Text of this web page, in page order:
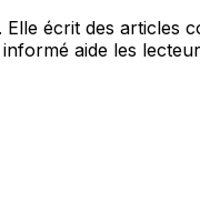
écrit des articles
aide les